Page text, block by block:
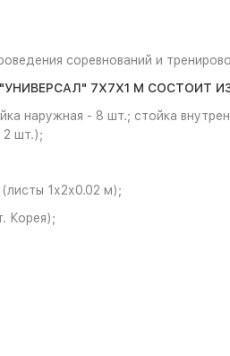
соревнований и
7Х7Х1 М СОСТОИТ
наружная - 8 шт.; стойка
2 шт.);
1х2х0.02 м);
Корея);